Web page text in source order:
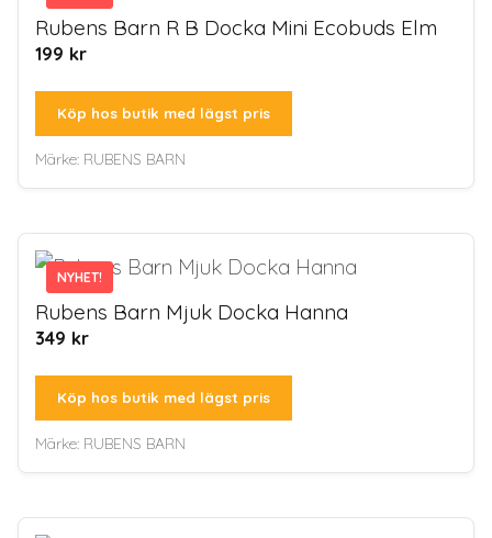
Rubens Barn R B Docka Mini Ecobuds Elm
199 kr
Köp hos butik med lägst pris
Märke: RUBENS BARN
NYHET!
NYHET!
Rubens Barn Mjuk Docka Hanna
349 kr
Köp hos butik med lägst pris
Märke: RUBENS BARN